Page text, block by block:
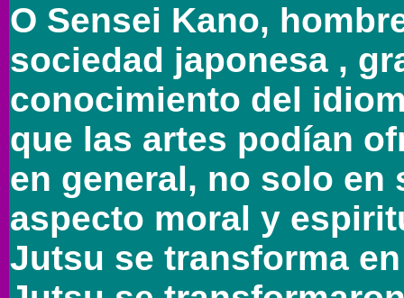
O Sensei Kano,
sociedad japonesa ,
conocimiento del
que las artes podían
en general, no solo
aspecto moral y
Jutsu se transforma